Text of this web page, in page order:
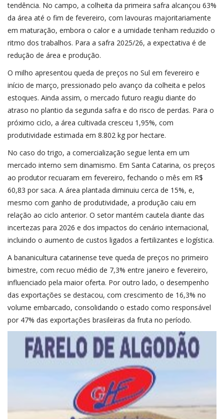
tendência. No campo, a colheita da primeira safra alcançou 63%
da área até o fim de fevereiro, com lavouras majoritariamente
em maturação, embora o calor e a umidade tenham reduzido o
ritmo dos trabalhos. Para a safra 2025/26, a expectativa é de
redução de área e produção.
O milho apresentou queda de preços no Sul em fevereiro e
início de março, pressionado pelo avanço da colheita e pelos
estoques. Ainda assim, o mercado futuro reagiu diante do
atraso no plantio da segunda safra e do risco de perdas. Para o
próximo ciclo, a área cultivada cresceu 1,95%, com
produtividade estimada em 8.802 kg por hectare.
No caso do trigo, a comercialização segue lenta em um
mercado interno sem dinamismo. Em Santa Catarina, os preços
ao produtor recuaram em fevereiro, fechando o mês em R$
60,83 por saca. A área plantada diminuiu cerca de 15%, e,
mesmo com ganho de produtividade, a produção caiu em
relação ao ciclo anterior. O setor mantém cautela diante das
incertezas para 2026 e dos impactos do cenário internacional,
incluindo o aumento de custos ligados a fertilizantes e logística.
A bananicultura catarinense teve queda de preços no primeiro
bimestre, com recuo médio de 7,3% entre janeiro e fevereiro,
influenciado pela maior oferta. Por outro lado, o desempenho
das exportações se destacou, com crescimento de 16,3% no
volume embarcado, consolidando o estado como responsável
por 47% das exportações brasileiras da fruta no período.